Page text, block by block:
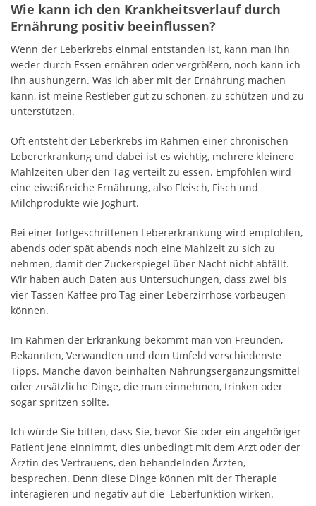
Wie kann ich den Krankheitsverlauf durch
Ernährung positiv beeinflussen?
Wenn der Leberkrebs einmal entstanden ist, kann man ihn
weder durch Essen ernähren oder vergrößern, noch kann ich
ihn aushungern. Was ich aber mit der Ernährung machen
kann, ist meine Restleber gut zu schonen, zu schützen und zu
unterstützen.
Oft entsteht der Leberkrebs im Rahmen einer chronischen
Lebererkrankung und dabei ist es wichtig, mehrere kleinere
Mahlzeiten über den Tag verteilt zu essen. Empfohlen wird
eine eiweißreiche Ernährung, also Fleisch, Fisch und
Milchprodukte wie Joghurt.
Bei einer fortgeschrittenen Lebererkrankung wird empfohlen,
abends oder spät abends noch eine Mahlzeit zu sich zu
nehmen, damit der Zuckerspiegel über Nacht nicht abfällt.
Wir haben auch Daten aus Untersuchungen, dass zwei bis
vier Tassen Kaffee pro Tag einer Leberzirrhose vorbeugen
können.
Im Rahmen der Erkrankung bekommt man von Freunden,
Bekannten, Verwandten und dem Umfeld verschiedenste
Tipps. Manche davon beinhalten Nahrungsergänzungsmittel
oder zusätzliche Dinge, die man einnehmen, trinken oder
sogar spritzen sollte.
Ich würde Sie bitten, dass Sie, bevor Sie oder ein angehöriger
Patient jene einnimmt, dies unbedingt mit dem Arzt oder der
Ärztin des Vertrauens, den behandelnden Ärzten,
besprechen. Denn diese Dinge können mit der Therapie
interagieren und negativ auf die Leberfunktion wirken.